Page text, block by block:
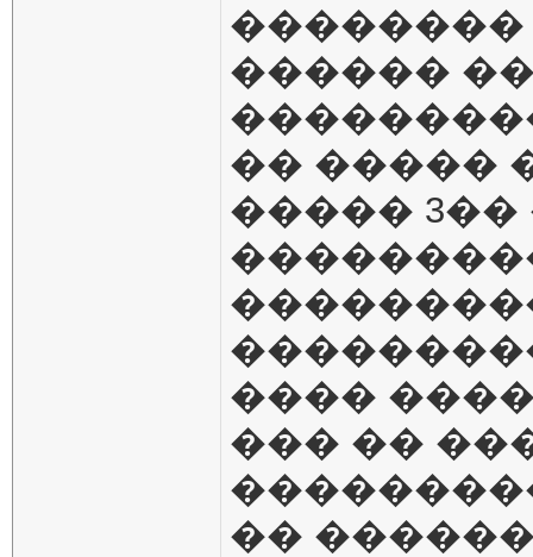
������
�� �����
�����
���� ����
��� ��
��